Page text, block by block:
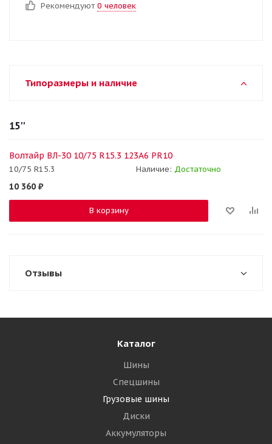
Рекомендуют 0 человек
Типоразмеры и наличие
15''
Волтайр ВЛ-30 10/75 R15.3 123A6 PR10
10/75 R15.3 Наличие: Достаточно
10 360 ₽
В корзину
Отзывы
Каталог
Шины
Спецшины
Грузовые шины
Диски
Аккумуляторы